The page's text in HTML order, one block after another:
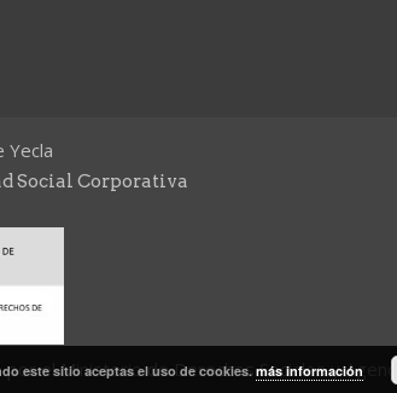
Yecla
Social Corporativa
el Ministerio de Derechos Sociales y Agenda
este sitio aceptas el uso de cookies. más información